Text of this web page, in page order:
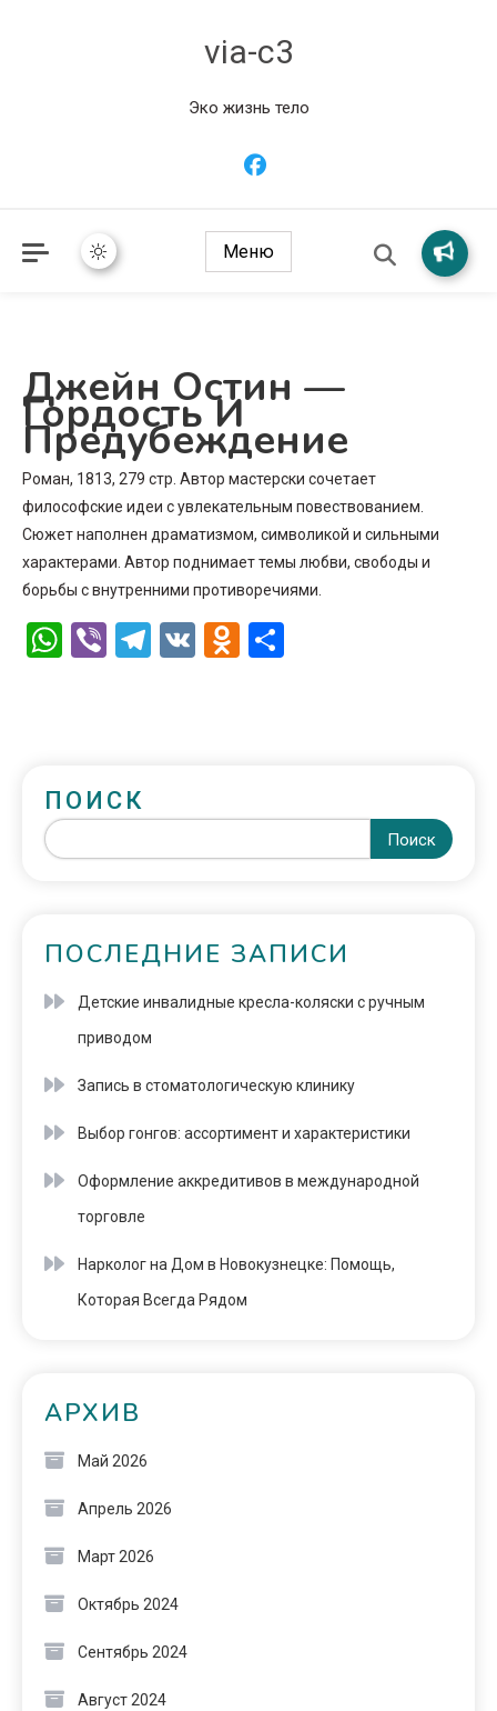
via-c3
Эко жизнь тело
Меню
Джейн Остин —
Гордость И
Предубеждение
Роман, 1813, 279 стр. Автор мастерски сочетает
философские идеи с увлекательным повествованием.
Сюжет наполнен драматизмом, символикой и сильными
характерами. Автор поднимает темы любви, свободы и
борьбы с внутренними противоречиями.
WhatsApp
ViberTelegram
VK Odnoklassniki
ПОИСК
Поиск
ПОСЛЕДНИЕ ЗАПИСИ
Детские инвалидные кресла-коляски с ручным
приводом
Запись в стоматологическую клинику
Выбор гонгов: ассортимент и характеристики
Оформление аккредитивов в международной
торговле
Нарколог на Дом в Новокузнецке: Помощь,
Которая Всегда Рядом
АРХИВ
Май 2026
Апрель 2026
Март 2026
Октябрь 2024
Сентябрь 2024
Август 2024